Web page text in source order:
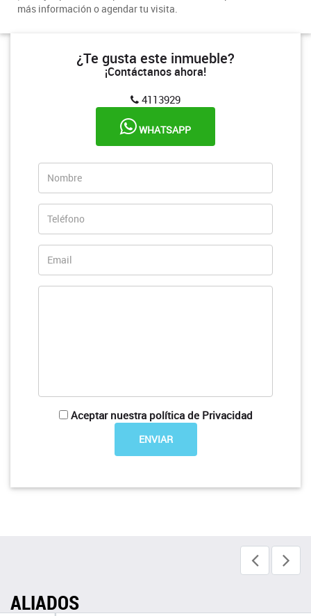
más información o agendar tu visita.
¿Te gusta este inmueble?
¡Contáctanos ahora!
4113929
WHATSAPP
Aceptar nuestra política de Privacidad
ALIADOS